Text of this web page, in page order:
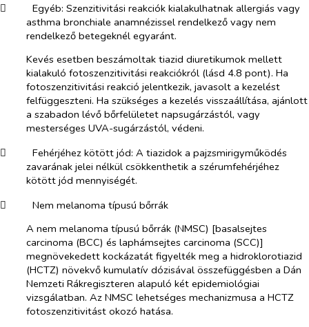
​
Egyéb: Szenzitivitási reakciók kialakulhatnak allergiás vagy
asthma bronchiale anamnézissel rendelkező vagy nem
rendelkező betegeknél egyaránt.
Kevés esetben beszámoltak tiazid diuretikumok mellett
kialakuló fotoszenzitivitási reakciókról (lásd 4.8 pont). Ha
fotoszenzitivitási reakció jelentkezik, javasolt a kezelést
felfüggeszteni. Ha szükséges a kezelés visszaállítása, ajánlott
a szabadon lévő bőrfelületet napsugárzástól, vagy
mesterséges UVA-sugárzástól, védeni.
​
Fehérjéhez kötött jód: A tiazidok a pajzsmirigyműködés
zavarának jelei nélkül csökkenthetik a szérumfehérjéhez
kötött jód mennyiségét.
​
Nem melanoma típusú bőrrák
A nem melanoma típusú bőrrák (NMSC) [basalsejtes
carcinoma (BCC) és laphámsejtes carcinoma (SCC)]
megnövekedett kockázatát figyelték meg a hidroklorotiazid
(HCTZ) növekvő kumulatív dózisával összefüggésben a Dán
Nemzeti Rákregiszteren alapuló két epidemiológiai
vizsgálatban. Az NMSC lehetséges mechanizmusa a HCTZ
fotoszenzitivitást okozó hatása.